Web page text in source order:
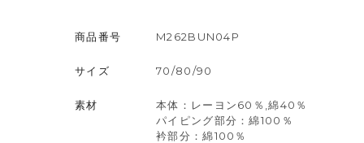
商品番号 M262BUN04P
サイズ 70/80/90
素材
本体：レーヨン60％,綿40％
パイピング部分：綿100％
衿部分：綿100％